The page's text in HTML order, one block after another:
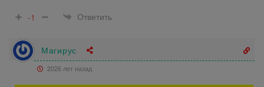
-1
Ответить
Магирус
2026 лет назад